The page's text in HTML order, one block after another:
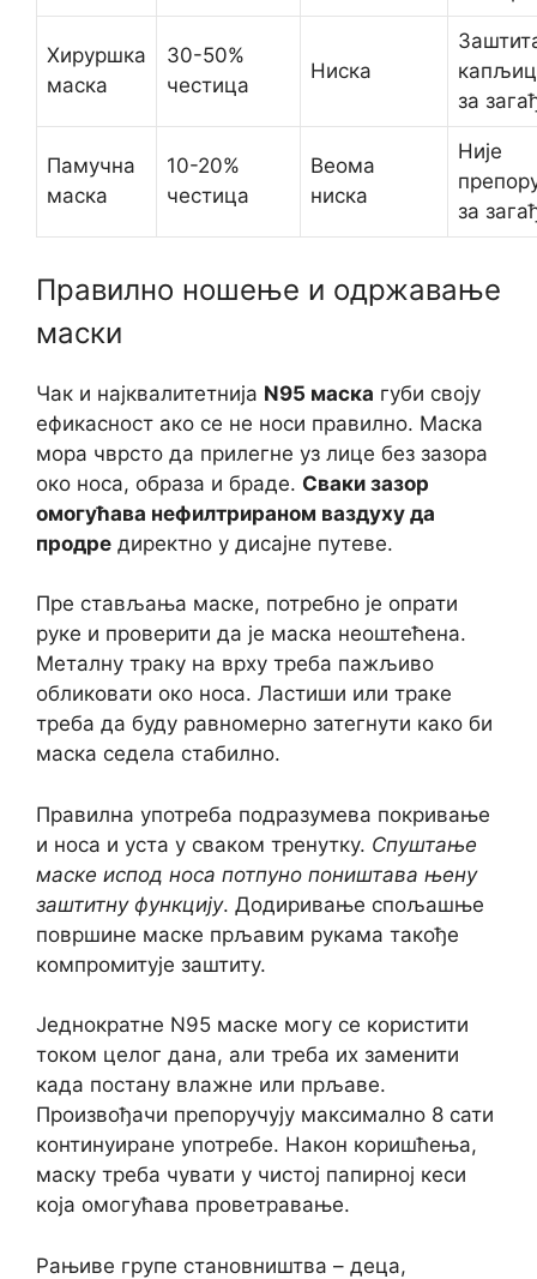
Хируршка
маска
30-50%
честица
Ниска
за
Памучна
маска
10-20%
честица
Веома
ниска
Није
за
Правилно ношење и одржавање
маски
Чак и најквалитетнија N95 маска губи своју
ефикасност ако се не носи правилно. Маска
мора чврсто да прилегне уз лице без зазора
око носа, образа и браде. Сваки зазор
омогућава нефилтрираном ваздуху да
продре директно у дисајне путеве.
Пре стављања маске, потребно је опрати
руке и проверити да је маска неоштећена.
Металну траку на врху треба пажљиво
обликовати око носа. Ластиши или траке
треба да буду равномерно затегнути како би
маска седела стабилно.
Правилна употреба подразумева покривање
и носа и уста у сваком тренутку. Спуштање
маске испод носа потпуно поништава њену
заштитну функцију. Додиривање спољашње
површине маске прљавим рукама такође
компромитује заштиту.
Једнократне N95 маске могу се користити
током целог дана, али треба их заменити
када постану влажне или прљаве.
Произвођачи препоручују максимално 8 сати
континуиране употребе. Након коришћења,
маску треба чувати у чистој папирној кеси
која омогућава проветравање.
Рањиве групе становништва – деца,